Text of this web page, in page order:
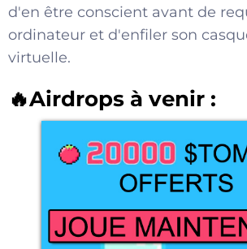
d'en être conscient avant de
ordinateur et d'enfiler son
virtuelle.
🔥Airdrops à venir :